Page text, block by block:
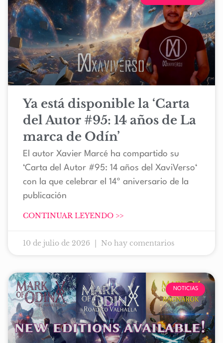
Ya está disponible la ‘Carta
del Autor #95: 14 años de La
marca de Odín’
El autor Xavier Marcé ha compartido su
‘Carta del Autor #95: 14 años del XaviVerso‘
con la que celebrar el 14º aniversario de la
publicación
CONTINUAR LEYENDO >>
10 de julio de 2026 No hay comentarios
NOTICIAS